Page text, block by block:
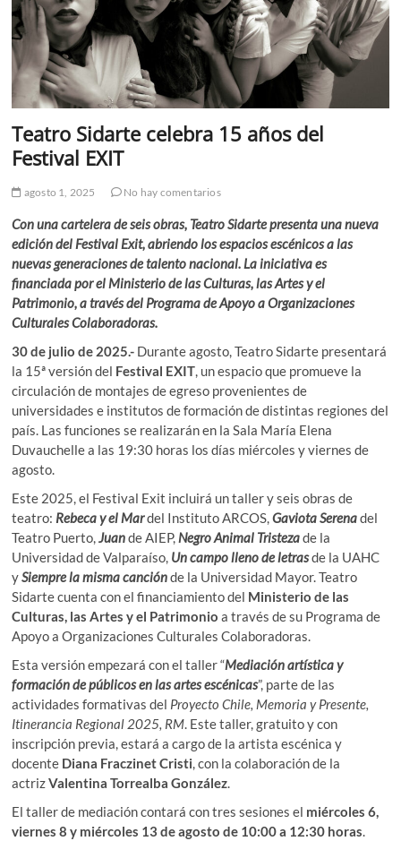
Teatro Sidarte celebra 15 años del
Festival EXIT
agosto 1, 2025 No hay comentarios
Con una cartelera de seis obras, Teatro Sidarte presenta una nueva
edición del Festival Exit, abriendo los espacios escénicos a las
nuevas generaciones de talento nacional. La iniciativa es
financiada por el Ministerio de las Culturas, las Artes y el
Patrimonio, a través del Programa de Apoyo a Organizaciones
Culturales Colaboradoras.
30 de julio de 2025.- Durante agosto, Teatro Sidarte presentará
la 15ª versión del Festival EXIT, un espacio que promueve la
circulación de montajes de egreso provenientes de
universidades e institutos de formación de distintas regiones del
país. Las funciones se realizarán en la Sala María Elena
Duvauchelle a las 19:30 horas los días miércoles y viernes de
agosto.
Este 2025, el Festival Exit incluirá un taller y seis obras de
teatro: Rebeca y el Mardel Instituto ARCOS,Gaviota Serenadel
Teatro Puerto,Juande AIEP,Negro Animal Tristezade la
Universidad de Valparaíso, Un campo lleno de letrasde la UAHC
ySiempre la misma canciónde la Universidad Mayor. Teatro
Sidarte cuenta con el financiamiento del Ministerio de las
Culturas, las Artes y el Patrimonio a través de su Programa de
Apoyo a Organizaciones Culturales Colaboradoras.
Esta versión empezará con el taller “Mediación artística y
formación de públicos en las artes escénicas”, parte de las
actividades formativas del Proyecto Chile, Memoria y Presente,
Itinerancia Regional 2025, RM. Este taller, gratuito y con
inscripción previa, estará a cargo de la artista escénica y
docente Diana Fraczinet Cristi, con la colaboración de la
actrizValentina Torrealba González.
El taller de mediación contará con tres sesiones el miércoles 6,
viernes 8 y miércoles 13 de agosto de 10:00 a 12:30 horas.